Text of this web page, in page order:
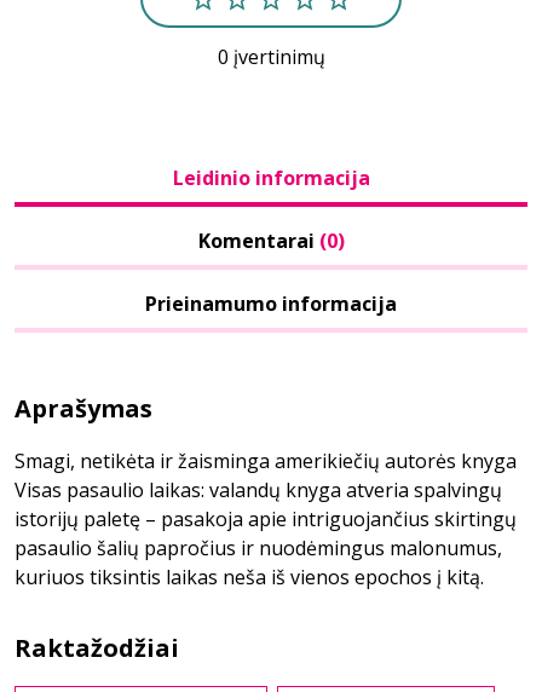
0 įvertinimų
Leidinio informacija
Komentarai (0)
Prieinamumo informacija
Aprašymas
Smagi, netikėta ir žaisminga amerikiečių autorės knyga
Visas pasaulio laikas: valandų knyga atveria spalvingų
istorijų paletę – pasakoja apie intriguojančius skirtingų
pasaulio šalių papročius ir nuodėmingus malonumus,
kuriuos tiksintis laikas neša iš vienos epochos į kitą.
Raktažodžiai